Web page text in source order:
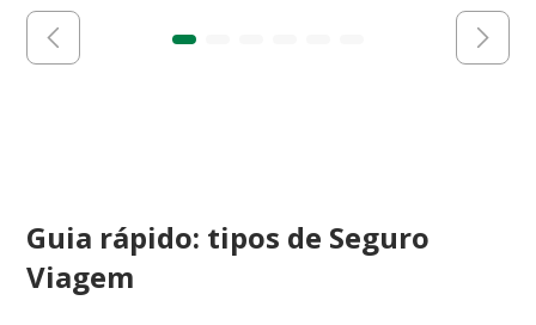
Guia rápido: tipos de Seguro
Viagem